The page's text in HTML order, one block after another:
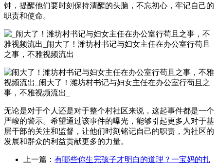
钟，提醒他们要时刻保持清醒的头脑，不忘初心，牢记自己的
职责和使命。
无论是对于个人还是对于整个村社区来说，这起事件都是一个
严峻的警示。希望通过该事件的曝光，能够引起更多人对于基
层干部的关注和监督，让他们时刻铭记自己的职责，为社区的
发展和群众的利益贡献更多的力量。
上一篇： 有哪些你生完孩子才明白的道理？一宝妈的扎